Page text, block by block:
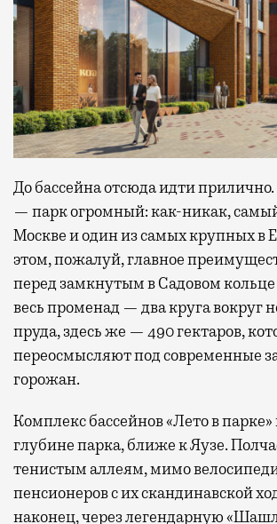
До бассейна отсюда идти
— парк огромный: как-никак,
Москве и один из самых крупных в
этом, пожалуй, главное
перед замкнутым в Садовом
весь променад — два круга вокруг
пруда, здесь же — 490 гектаров,
переосмысляют под современные
горожан.
Комплекс бассейнов «Лето в парке»
глубине парка, ближе к Яузе.
тенистым аллеям, мимо
пенсионеров с их скандинавской
наконец, через легендарную